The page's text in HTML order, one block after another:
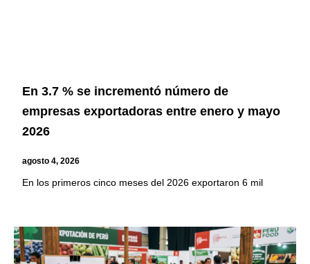
En 3.7 % se incrementó número de
empresas exportadoras entre enero y mayo
2026
agosto 4, 2026
En los primeros cinco meses del 2026 exportaron 6 mil